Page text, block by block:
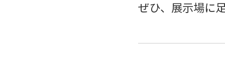
ぜひ、展示場に